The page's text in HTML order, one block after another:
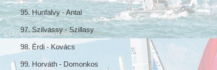
95. Hunfalvy - Antal
97.Szilvássy - Szillasy
98. Érdi - Kovács
99. Horváth - Domonkos